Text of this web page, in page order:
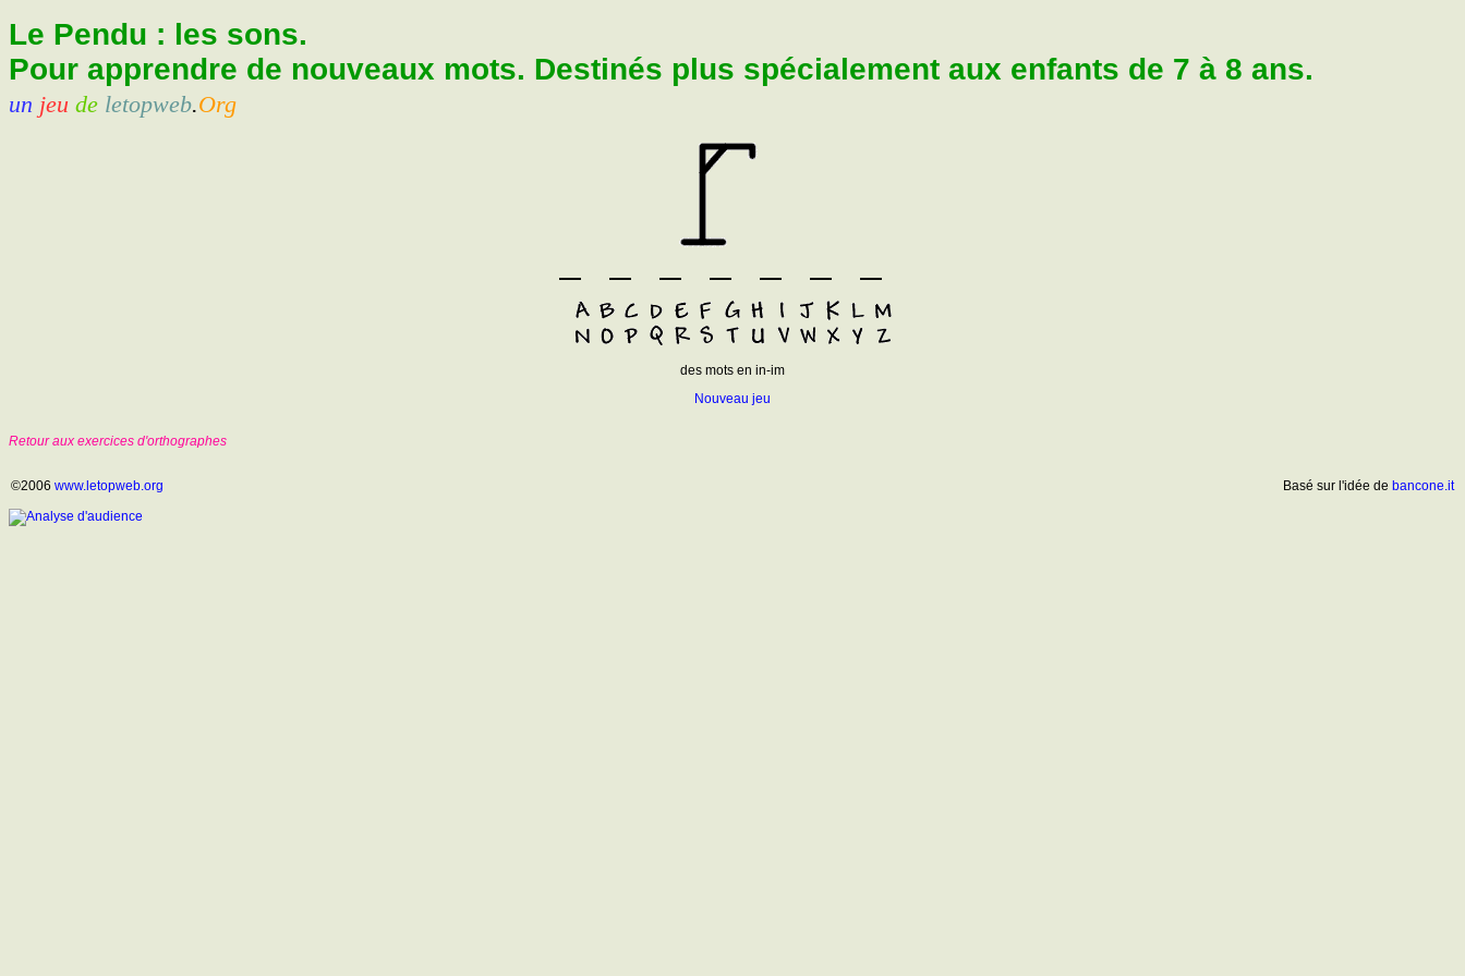
Le Pendu : les sons.
Pour apprendre de nouveaux mots. Destinés plus spécialement aux enfants de 7 à 8 ans.
un jeu de letopweb.Org
des mots en in-im
Nouveau jeu
Retour aux exercices d'orthographes
©2006 www.letopweb.org Basé sur l'idée de bancone.it